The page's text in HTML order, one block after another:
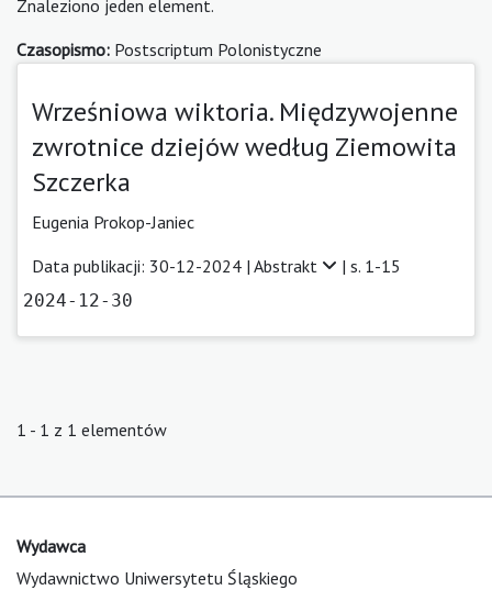
Znaleziono jeden element.
Czasopismo: Postscriptum Polonistyczne
Wrześniowa wiktoria. Międzywojenne
zwrotnice dziejów według Ziemowita
Szczerka
Eugenia Prokop-Janiec
Data publikacji: 30-12-2024 | Abstrakt | s. 1-15
2024-12-30
1 - 1 z 1 elementów
Wydawca
Wydawnictwo Uniwersytetu Śląskiego